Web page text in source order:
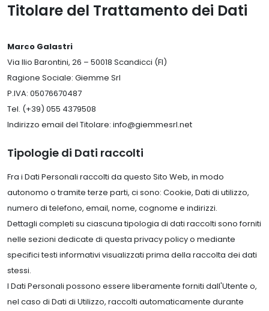
Titolare del Trattamento dei Dati
Marco Galastri
Via Ilio Barontini, 26 – 50018 Scandicci (FI)
Ragione Sociale: Giemme Srl
P.IVA: 05076670487
Tel. (+39) 055 4379508
Indirizzo email del Titolare: info@giemmesrl.net
Tipologie di Dati raccolti
Fra i Dati Personali raccolti da questo Sito Web, in modo
autonomo o tramite terze parti, ci sono: Cookie, Dati di utilizzo,
numero di telefono, email, nome, cognome e indirizzi.
Dettagli completi su ciascuna tipologia di dati raccolti sono forniti
nelle sezioni dedicate di questa privacy policy o mediante
specifici testi informativi visualizzati prima della raccolta dei dati
stessi.
I Dati Personali possono essere liberamente forniti dall'Utente o,
nel caso di Dati di Utilizzo, raccolti automaticamente durante